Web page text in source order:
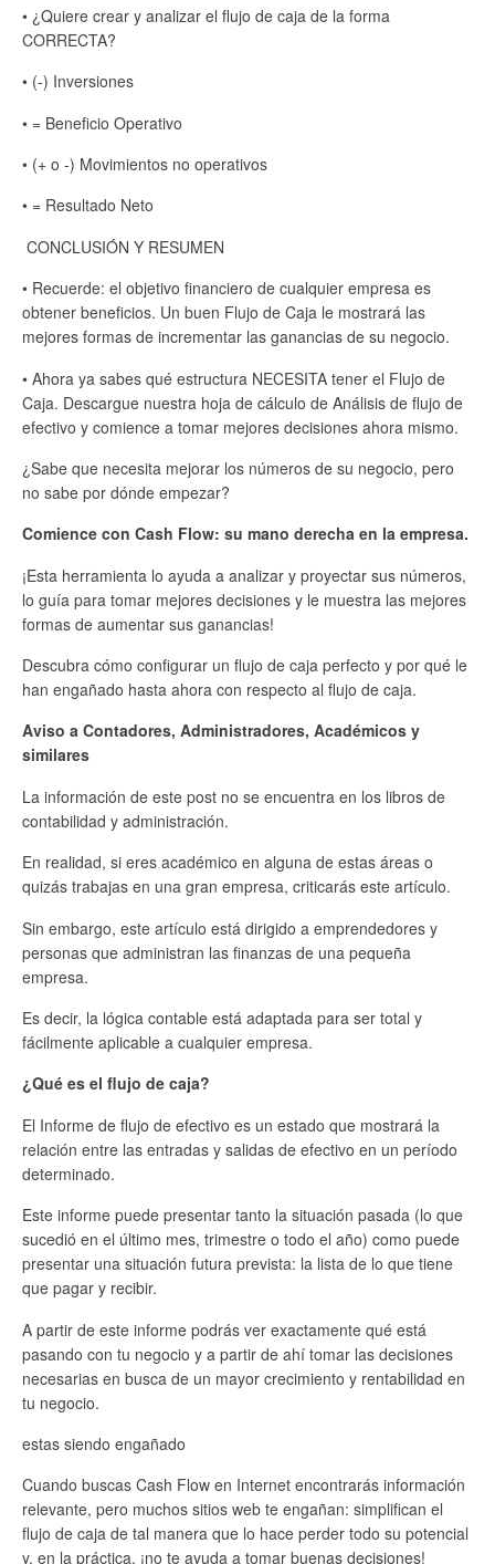
• ¿Quiere crear y analizar el flujo de caja de la forma
CORRECTA?
• (-) Inversiones
• = Beneficio Operativo
• (+ o -) Movimientos no operativos
• = Resultado Neto
CONCLUSIÓN Y RESUMEN
• Recuerde: el objetivo financiero de cualquier empresa es
obtener beneficios. Un buen Flujo de Caja le mostrará las
mejores formas de incrementar las ganancias de su negocio.
• Ahora ya sabes qué estructura NECESITA tener el Flujo de
Caja. Descargue nuestra hoja de cálculo de Análisis de flujo de
efectivo y comience a tomar mejores decisiones ahora mismo.
¿Sabe que necesita mejorar los números de su negocio, pero
no sabe por dónde empezar?
Comience con Cash Flow: su mano derecha en la empresa.
¡Esta herramienta lo ayuda a analizar y proyectar sus números,
lo guía para tomar mejores decisiones y le muestra las mejores
formas de aumentar sus ganancias!
Descubra cómo configurar un flujo de caja perfecto y por qué le
han engañado hasta ahora con respecto al flujo de caja.
Aviso a Contadores, Administradores, Académicos y
similares
La información de este post no se encuentra en los libros de
contabilidad y administración.
En realidad, si eres académico en alguna de estas áreas o
quizás trabajas en una gran empresa, criticarás este artículo.
Sin embargo, este artículo está dirigido a emprendedores y
personas que administran las finanzas de una pequeña
empresa.
Es decir, la lógica contable está adaptada para ser total y
fácilmente aplicable a cualquier empresa.
¿Qué es el flujo de caja?
El Informe de flujo de efectivo es un estado que mostrará la
relación entre las entradas y salidas de efectivo en un período
determinado.
Este informe puede presentar tanto la situación pasada (lo que
sucedió en el último mes, trimestre o todo el año) como puede
presentar una situación futura prevista: la lista de lo que tiene
que pagar y recibir.
A partir de este informe podrás ver exactamente qué está
pasando con tu negocio y a partir de ahí tomar las decisiones
necesarias en busca de un mayor crecimiento y rentabilidad en
tu negocio.
estas siendo engañado
Cuando buscas Cash Flow en Internet encontrarás información
relevante, pero muchos sitios web te engañan: simplifican el
flujo de caja de tal manera que lo hace perder todo su potencial
y, en la práctica, ¡no te ayuda a tomar buenas decisiones!